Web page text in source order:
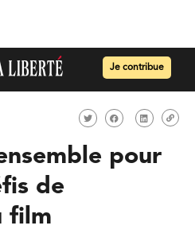
Je contribue
pour
de
film